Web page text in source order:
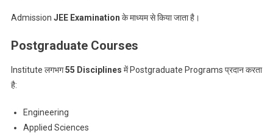
Admission JEE Examination के माध्यम से किया जाता है।
Postgraduate Courses
Institute लगभग55 Disciplines में Postgraduate Programs प्रदान करता
है:
Engineering
Applied Sciences